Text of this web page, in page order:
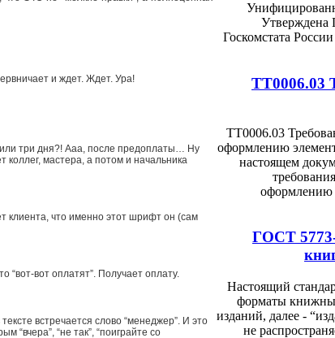
и ждет. Ждет. Ура!
три дня?! Ааа, после предоплаты… Ну
мастера, а потом и начальника
клиента, что именно этот шрифт он (сам
“вот-вот оплатят”. Получает оплату.
встречается слово “менеджер”. И это
“вчера”, “не так”, “поиграйте со
Утверждена
Госкомстата
ТТ0006.03
ТТ0006.03
оформлению
настоящем
оформлению
ГОСТ
Настоящий
форматы
изданий, далее -
не